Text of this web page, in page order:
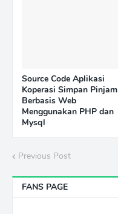
Source Code Aplikasi
Koperasi Simpan Pinjam
Berbasis Web
Menggunakan PHP dan
Mysql
Previous Post
FANS PAGE